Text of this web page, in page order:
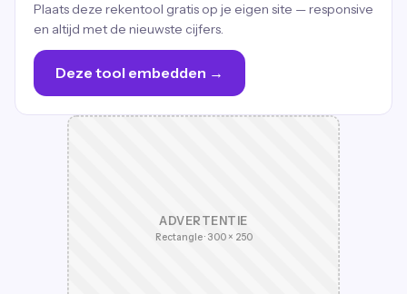
Plaats deze rekentool gratis op je eigen site — responsive
en altijd met de nieuwste cijfers.
Deze tool embedden →
ADVERTENTIE
Rectangle · 300 × 250